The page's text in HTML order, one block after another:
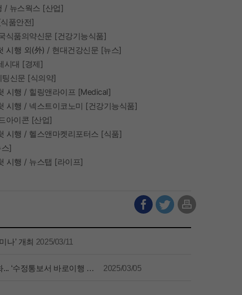
나’ 개최 2025/03/11
한국건강기능식품협회, 광고심의 서비스의 효율성 강화... ‘수정통보서 바로이행 서비스’ 시행 2025/03/05
/ 뉴스웍스 [산업]
식품안전]
식품의약신문 [건강기능식품]
시행 외(外) / 현대건강신문 [뉴스]
시대 [경제]
신문 [식의약]
시행 / 힐링앤라이프 [Medical]
시행 / 넥스트이코노미 [건강기능식품]
아이콘 [산업]
시행 / 헬스앤마켓리포터스 [식품]
]
시행 / 뉴스탭 [라이프]